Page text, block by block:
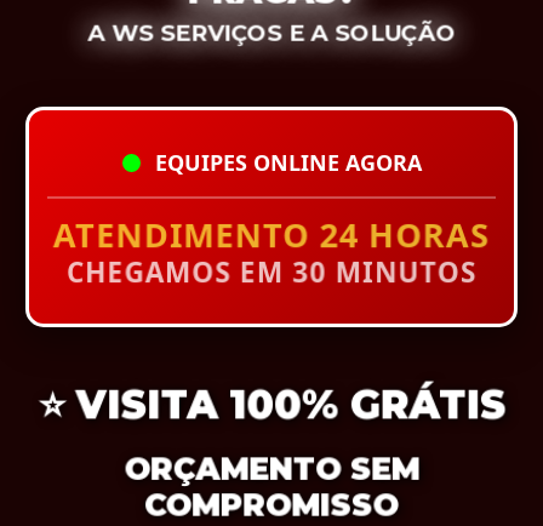
A WS SERVIÇOS E A SOLUÇÃO
EQUIPES ONLINE AGORA
ATENDIMENTO 24 HORAS
CHEGAMOS EM 30 MINUTOS
⭐ VISITA 100% GRÁTIS
ORÇAMENTO SEM
COMPROMISSO